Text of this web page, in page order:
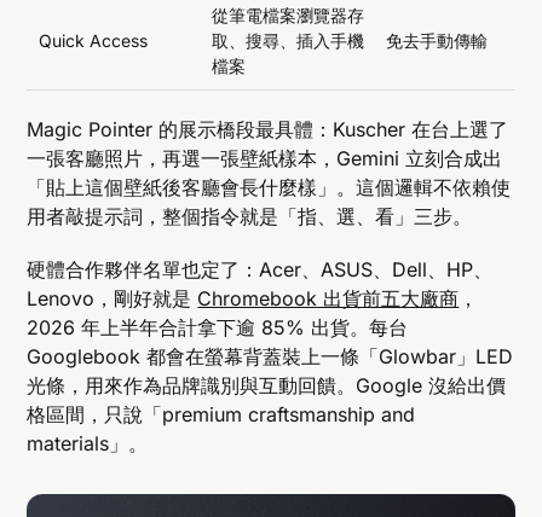
Quick Access
從筆電檔案瀏覽器存
取、搜尋、插入手機
檔案
免去手動傳輸
Magic Pointer 的展示橋段最具體：Kuscher 在台上選了
一張客廳照片，再選一張壁紙樣本，Gemini 立刻合成出
「貼上這個壁紙後客廳會長什麼樣」。這個邏輯不依賴使
用者敲提示詞，整個指令就是「指、選、看」三步。
硬體合作夥伴名單也定了：Acer、ASUS、Dell、HP、
Lenovo，剛好就是 Chromebook 出貨前五大廠商 ，
2026 年上半年合計拿下逾 85% 出貨。每台
Googlebook 都會在螢幕背蓋裝上一條「Glowbar」LED
光條，用來作為品牌識別與互動回饋。Google 沒給出價
格區間，只說「premium craftsmanship and
materials」。